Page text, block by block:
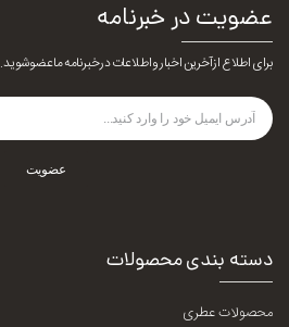
دسته بندی محصولات
محصولات عطری
عضویت در خبرنامه
برای اطلاع از آخرین اخبار و اطلاعات در خبرنامه ما عضو شوید.
عضویت